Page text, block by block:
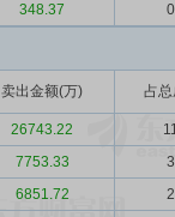
348.37
卖出金额(万) 占总
26743.22
7753.33
6851.72